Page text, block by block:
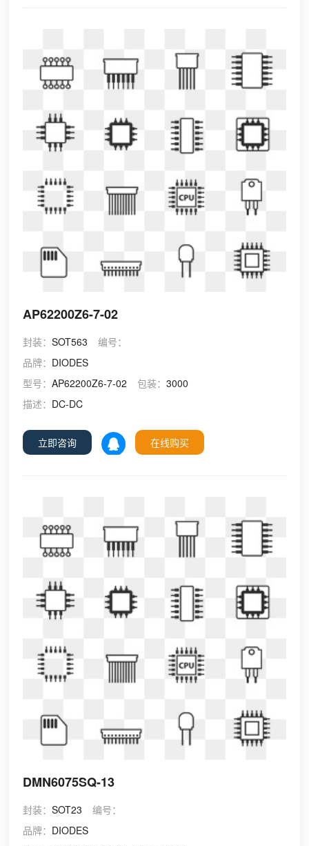
AP62200Z6-7-02
封装：SOT563
编号：
品牌： DIODES
型号：AP62200Z6-7-02 包装：3000
描述： DC-DC
立即咨询 在线购买
DMN6075SQ-13
封装：SOT23
编号：
品牌： DIODES